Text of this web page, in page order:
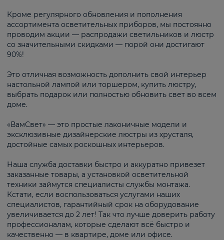
Кроме регулярного обновления и пополнения
ассортимента осветительных приборов, мы постоянно
проводим акции — распродажи светильников и люстр
со значительными скидками — порой они достигают
90%!
Это отличная возможность дополнить свой интерьер
настольной лампой или торшером, купить люстру,
выбрать подарок или полностью обновить свет во всем
доме.
«ВамСвет» — это простые лаконичные модели и
эксклюзивные дизайнерские люстры из хрусталя,
достойные самых роскошных интерьеров.
Наша служба доставки быстро и аккуратно привезет
заказанные товары, а установкой осветительной
техники займутся специалисты службы монтажа.
Кстати, если воспользоваться услугами наших
специалистов, гарантийный срок на оборудование
увеличивается до 2 лет! Так что лучше доверить работу
профессионалам, которые сделают всё быстро и
качественно — в квартире, доме или офисе.